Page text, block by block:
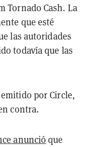
Tornado Cash. La
que esté
las autoridades
todavía que las
por Circle,
contra.
anunció que